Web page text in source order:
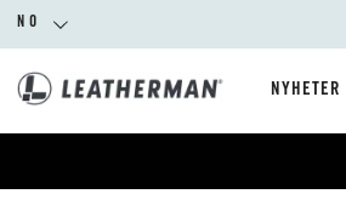
NO
NYHETER